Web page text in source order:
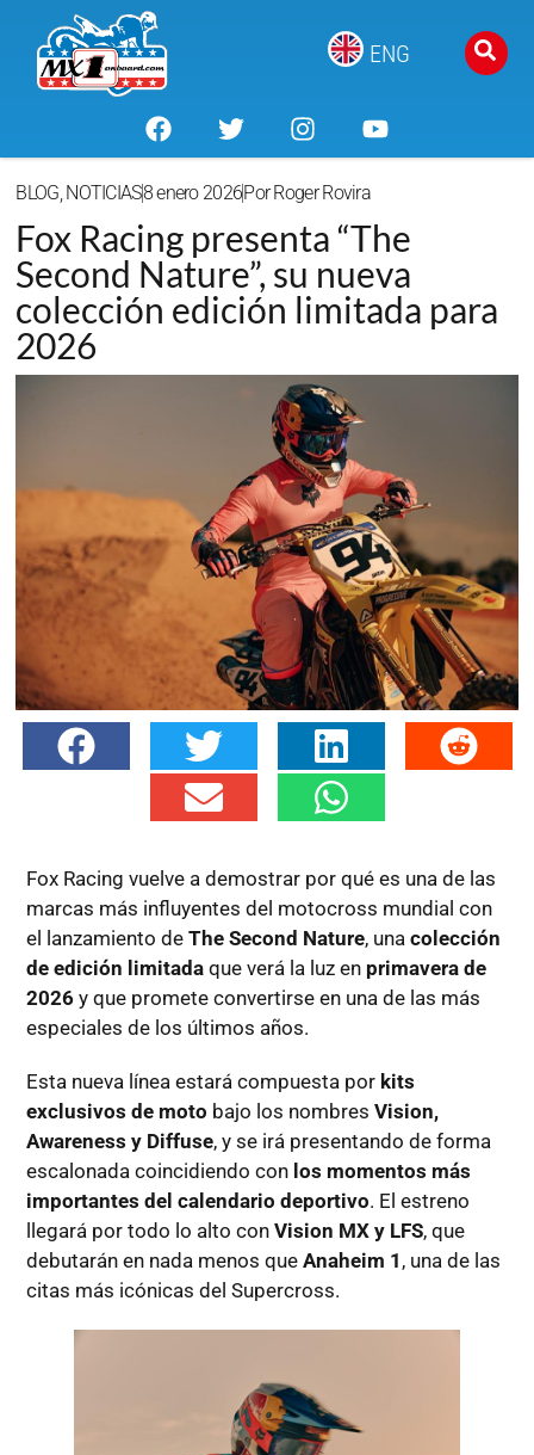
ENG
BLOG, NOTICIAS8 enero 2026PorRoger Rovira
Fox Racing presenta “The
Second Nature”, su nueva
colección edición limitada para
2026
Fox Racing vuelve a demostrar por qué es una de las
marcas más influyentes del motocross mundial con
el lanzamiento de The Second Nature, una colección
de edición limitadaque verá la luz en primavera de
2026y que promete convertirse en una de las más
especiales de los últimos años.
Esta nueva línea estará compuesta por kits
exclusivos de moto bajo los nombres Vision,
Awareness y Diffuse, y se irá presentando de forma
escalonada coincidiendo con los momentos más
importantes del calendario deportivo. El estreno
llegará por todo lo alto con Vision MX y LFS, que
debutarán en nada menos que Anaheim 1 , una de las
citas más icónicas del Supercross.